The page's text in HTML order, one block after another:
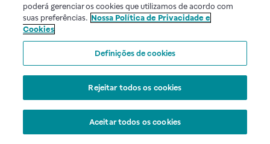
poderá gerenciar os cookies que utilizamos de acordo com
suas preferências. Nossa Política de Privacidade e
Cookies
Definições de cookies
Rejeitar todos os cookies
Aceitar todos os cookies